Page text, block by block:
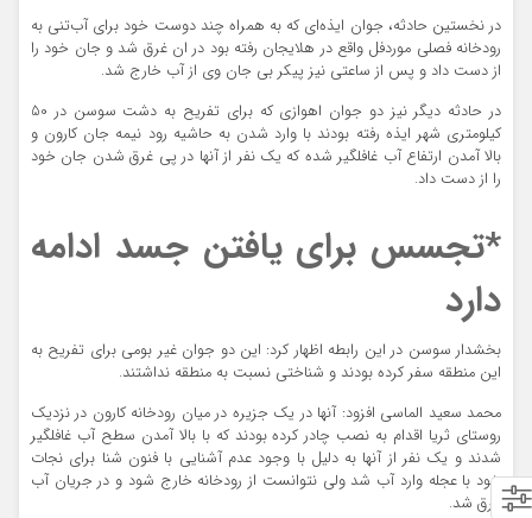
در نخستین حادثه، جوان ایذه‌ای که به همراه چند دوست خود برای آب‌تنی به
رودخانه فصلی موردفل واقع در هلایجان رفته بود در ان غرق شد و جان خود را
از دست داد و پس از ساعتی نیز پیکر بی جان وی از آب خارج شد.
در حادثه دیگر نیز دو جوان اهوازی که برای تفریح به دشت سوسن در 50
کیلومتری شهر ایذه رفته بودند با وارد شدن به حاشیه رود نیمه جان کارون و
بالا آمدن ارتفاع آب غافلگیر شده که یک نفر از آنها در پی غرق شدن جان خود
را از دست داد.
*تجسس برای یافتن جسد ادامه
دارد
بخشدار سوسن در این رابطه اظهار کرد: این دو جوان غیر بومی برای تفریح به
این منطقه سفر کرده بودند و شناختی نسبت به منطقه نداشتند.
محمد سعید الماسی افزود: آنها در یک جزیره در میان رودخانه کارون در نزدیک
روستای ثریا اقدام به نصب چادر کرده بودند که با بالا آمدن سطح آب غافلگیر
شدند و یک نفر از آنها به دلیل با وجود عدم آشنایی با فنون شنا برای نجات
خود با عجله وارد آب شد ولی نتوانست از رودخانه خارج شود و در جریان آب
غرق شد.